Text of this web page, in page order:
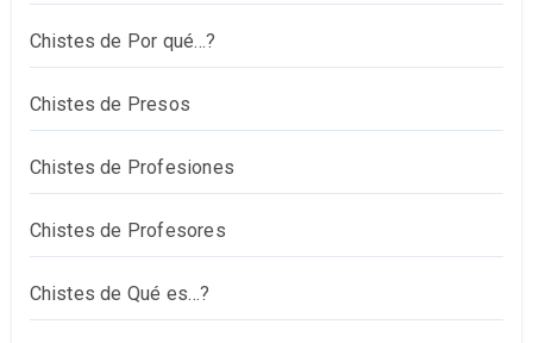
Chistes de Por qué…?
Chistes de Presos
Chistes de Profesiones
Chistes de Profesores
Chistes de Qué es…?